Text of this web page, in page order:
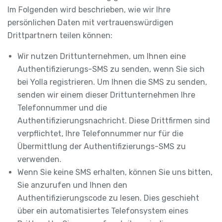
Im Folgenden wird beschrieben, wie wir Ihre
persönlichen Daten mit vertrauenswürdigen
Drittpartnern teilen können:
Wir nutzen Drittunternehmen, um Ihnen eine
Authentifizierungs-SMS zu senden, wenn Sie sich
bei Yolla registrieren. Um Ihnen die SMS zu senden,
senden wir einem dieser Drittunternehmen Ihre
Telefonnummer und die
Authentifizierungsnachricht. Diese Drittfirmen sind
verpflichtet, Ihre Telefonnummer nur für die
Übermittlung der Authentifizierungs-SMS zu
verwenden.
Wenn Sie keine SMS erhalten, können Sie uns bitten,
Sie anzurufen und Ihnen den
Authentifizierungscode zu lesen. Dies geschieht
über ein automatisiertes Telefonsystem eines